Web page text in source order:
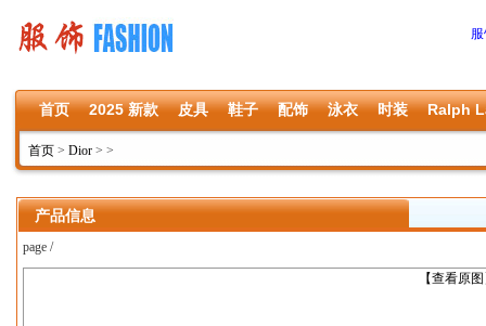
首页 2025 新款 皮具 鞋子 配饰 泳衣 时装 Ralph
首页 > Dior > >
产品信息
page /
【查看原
上一张